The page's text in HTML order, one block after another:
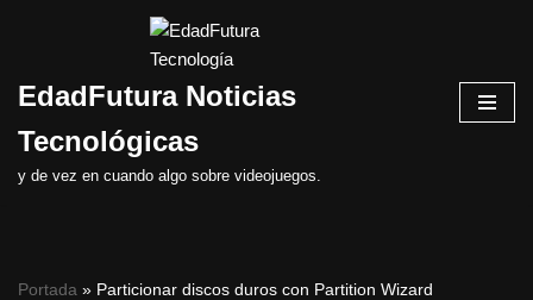
al
EdadFutura Noticias
Tecnológicas
y de vez en cuando algo sobre videojuegos.
Portada » Particionar discos duros con Partition Wizard